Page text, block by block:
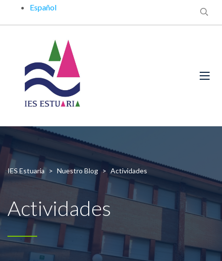
Español
IES Estuaria > Nuestro Blog > Actividades
Actividades